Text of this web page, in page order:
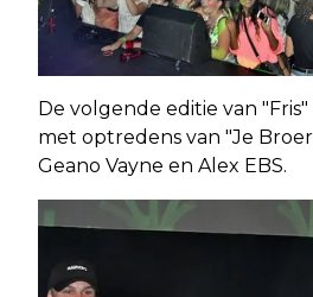
De volgende editie van
met optredens van "Je
Geano Vayne en Alex EBS.